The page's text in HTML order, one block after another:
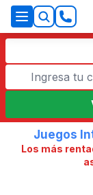
Juegos
Los más